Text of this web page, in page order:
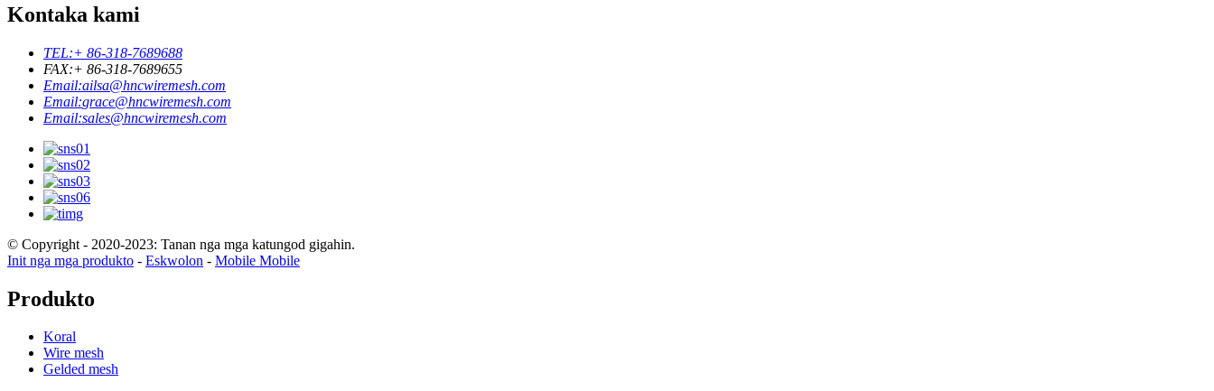
Kontaka kami
TEL:+ 86-318-7689688
FAX:+ 86-318-7689655
Email:ailsa@hncwiremesh.com
Email:grace@hncwiremesh.com
Email:sales@hncwiremesh.com
© Copyright - 2020-2023: Tanan nga mga katungod gigahin.
Init nga mga produkto - Eskwolon - Mobile Mobile
Produkto
Koral
Wire mesh
Gelded mesh